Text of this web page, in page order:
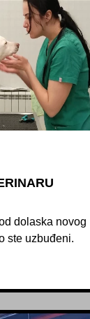
dolaska novog
ste uzbuđeni.